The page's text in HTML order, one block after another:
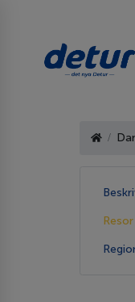
Resor